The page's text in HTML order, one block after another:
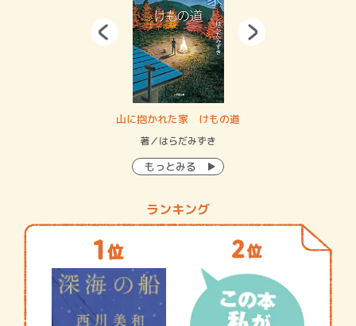
山に抱かれた家 けもの道
著／はらだみずき
もっとみる
ランキング